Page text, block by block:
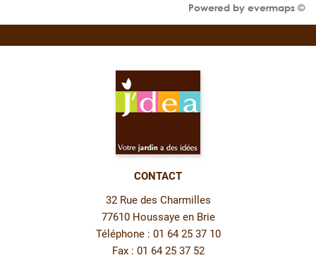
Powered by evermaps ©
CONTACT
32 Rue des Charmilles
77610 Houssaye en Brie
Téléphone : 01 64 25 37 10
Fax : 01 64 25 37 52